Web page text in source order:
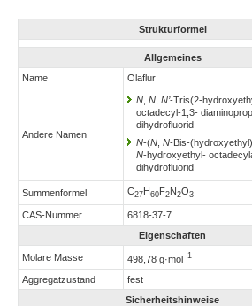
Strukturformel
Allgemeines
Name
Olaflur
Andere Namen
N N N’-Tris(2-
octadecyl-1,3-
dihydrofluorid
N-(N N-Bis-
N-hydroxyethyl-
dihydrofluorid
Summenformel C27H60F2N2O3
CAS-Nummer
6818-37-7
Eigenschaften
Molare Masse 498,78 g·mol–1
Aggregatzustand
fest
Sicherheitshinweise